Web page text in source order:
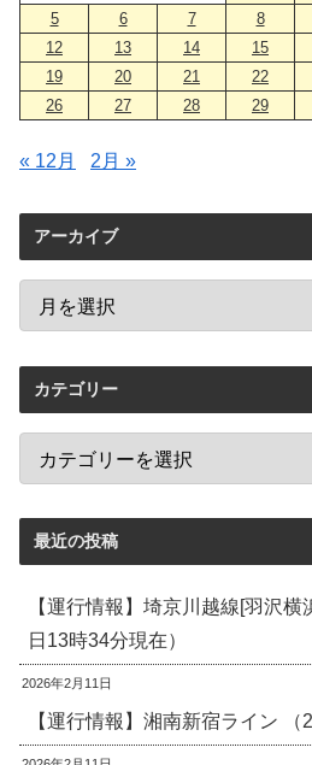
5
6 7 8
12
13 14 15
19
20 21 22
26
27 28 29
« 12月 2月 »
アーカイブ
カテゴリー
最近の投稿
【運行情報】埼京川越線[羽沢
日13時34分現在）
2026年2月11日
【運行情報】湘南新宿ライン （